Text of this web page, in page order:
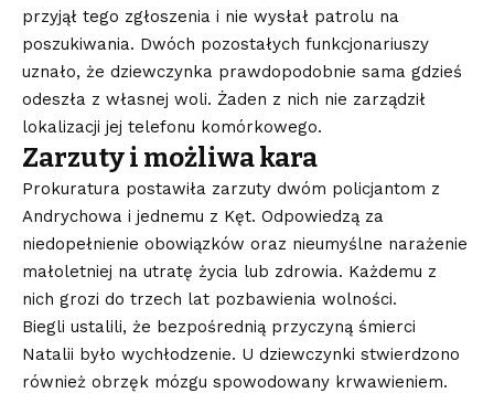
przyjął tego zgłoszenia i nie wysłał patrolu na
poszukiwania. Dwóch pozostałych funkcjonariuszy
uznało, że dziewczynka prawdopodobnie sama gdzieś
odeszła z własnej woli. Żaden z nich nie zarządził
lokalizacji jej telefonu komórkowego.
Zarzuty i możliwa kara
Prokuratura postawiła zarzuty dwóm policjantom z
Andrychowa i jednemu z Kęt. Odpowiedzą za
niedopełnienie obowiązków oraz nieumyślne narażenie
małoletniej na utratę życia lub zdrowia. Każdemu z
nich grozi do trzech lat pozbawienia wolności.
Biegli ustalili, że bezpośrednią przyczyną śmierci
Natalii było wychłodzenie. U dziewczynki stwierdzono
również obrzęk mózgu spowodowany krwawieniem.